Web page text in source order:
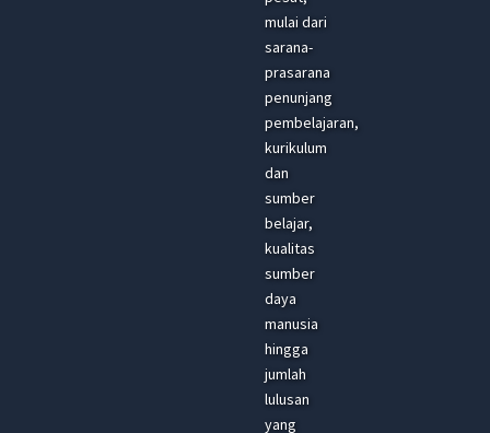
mulai dari
sarana-
prasarana
penunjang
pembelajaran,
kurikulum
dan
sumber
belajar,
kualitas
sumber
daya
manusia
hingga
jumlah
lulusan
yang